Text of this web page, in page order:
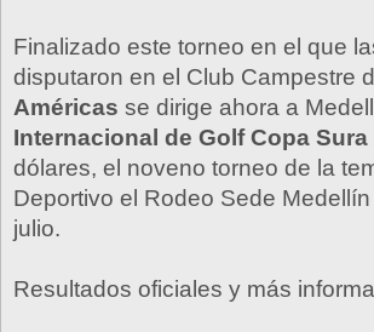
Finalizado este torneo en el que
disputaron en el Club Campestre
Américas se dirige ahora a
Internacional de Golf Copa Sura
dólares, el noveno torneo de la
Deportivo el Rodeo Sede
julio.
Resultados oficiales y más